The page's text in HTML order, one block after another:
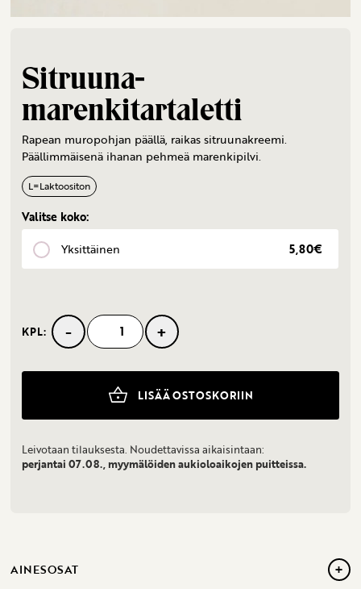
Sitruuna-
marenkitartaletti
Rapean muropohjan päällä, raikas sitruunakreemi.
Päällimmäisenä ihanan pehmeä marenkipilvi.
L=Laktoositon
Valitse koko:
Yksittäinen
5,80€
KPL: -
Sitruuna-
määrä
+
LISÄÄ OSTOSKORIIN
Leivotaan tilauksesta. Noudettavissa aikaisintaan:
perjantai 07.08., myymälöiden aukioloaikojen puitteissa.
AINESOSAT +